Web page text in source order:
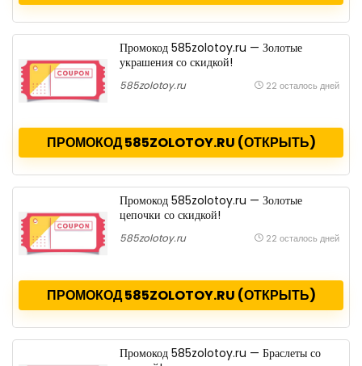
Промокод 585zolotoy.ru — Золотые
украшения со скидкой!
585zolotoy.ru 22 осталось дней
ПРОМОКОД 585ZOLOTOY.RU (ОТКРЫТЬ)
Промокод 585zolotoy.ru — Золотые
цепочки со скидкой!
585zolotoy.ru 22 осталось дней
ПРОМОКОД 585ZOLOTOY.RU (ОТКРЫТЬ)
Промокод 585zolotoy.ru — Браслеты со